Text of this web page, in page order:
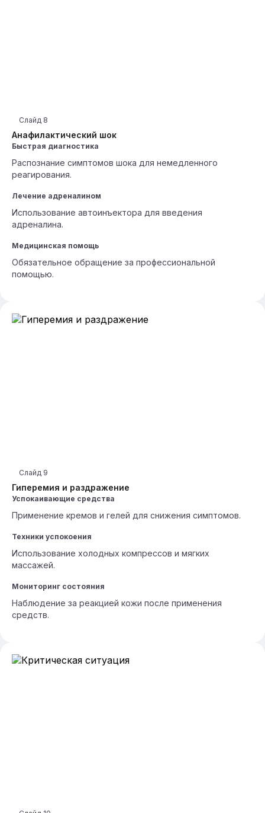
Анафилактический шок
Слайд 8
Быстрая диагностика
Распознание симптомов шока для немедленного
реагирования.
Лечение адреналином
Использование автоинъектора для введения
адреналина.
Медицинская помощь
Обязательное обращение за профессиональной
помощью.
Гиперемия и раздражение
Слайд 9
Успокаивающие средства
Применение кремов и гелей для снижения симптомов.
Техники успокоения
Использование холодных компрессов и мягких
массажей.
Мониторинг состояния
Наблюдение за реакцией кожи после применения
средств.